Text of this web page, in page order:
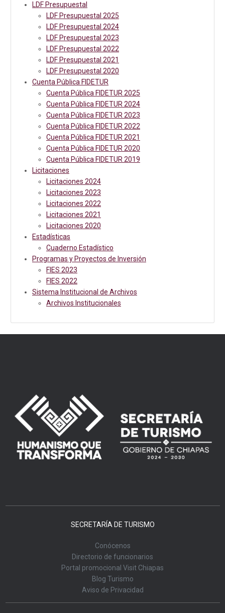
LDF Presupuestal
LDF Presupuestal 2025
LDF Presupuestal 2024
LDF Presupuestal 2023
LDF Presupuestal 2022
LDF Presupuestal 2021
LDF Presupuestal 2020
Cuenta Pública FIDETUR
Cuenta Pública FIDETUR 2025
Cuenta Pública FIDETUR 2024
Cuenta Pública FIDETUR 2023
Cuenta Pública FIDETUR 2022
Cuenta Pública FIDETUR 2021
Cuenta Pública FIDETUR 2020
Cuenta Pública FIDETUR 2019
Licitaciones
Licitaciones 2024
Licitaciones 2023
Licitaciones 2022
Licitaciones 2021
Licitaciones 2020
Estadísticas
Cuaderno Estadístico
Programas y Proyectos de Inversión
FIES 2023
FIES 2022
Sistema Institucional de Archivos
Archivos Institucionales
SECRETARÍA DE TURISMO
Conócenos
Directorio de funcionarios
Portal promocional Visit Chiapas
Blog Turismo
Aviso de Privacidad